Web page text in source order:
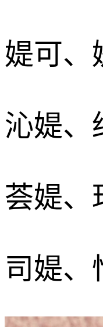
媞可、
沁媞、
荟媞、
司媞、